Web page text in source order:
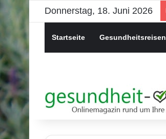
Donnerstag, 18. Juni 2026
Startseite Gesundheitsreisen